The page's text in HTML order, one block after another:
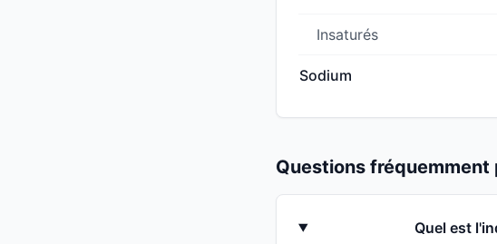
Insaturés
Sodium
Questions fréquemment
Quel est